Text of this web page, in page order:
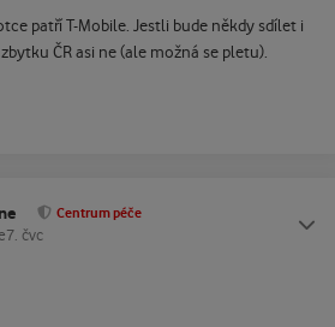
patří T-Mobile. Jestli bude někdy sdílet i
ČR asi ne (ale možná se pletu).
Centrum péče
7. čvc